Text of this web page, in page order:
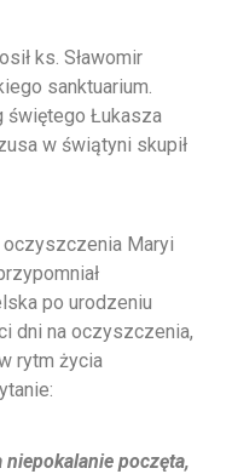
ks. Sławomir
sanktuarium.
świętego Łukasza
w świątyni skupił
oczyszczenia Maryi
po urodzeniu
dni na oczyszczenia,
rytm życia
niepokalanie poczęta,